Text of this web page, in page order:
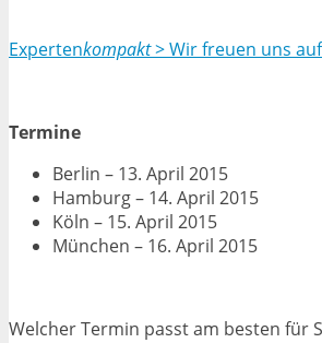
Expertenkompakt> Wir freuen uns
Termine
Berlin – 13. April 2015
Hamburg – 14. April 2015
Köln – 15. April 2015
München – 16. April 2015
Welcher Termin passt am besten für